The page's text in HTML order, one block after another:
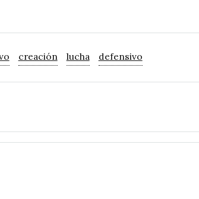
creación lucha defensivo